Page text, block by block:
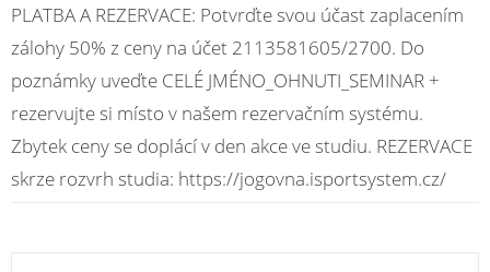
PLATBA A REZERVACE: Potvrďte svou účast zaplacením
zálohy 50% z ceny na účet 2113581605/2700. Do
poznámky uveďte CELÉ JMÉNO_OHNUTI_SEMINAR +
rezervujte si místo v našem rezervačním systému.
Zbytek ceny se doplácí v den akce ve studiu. REZERVACE
skrze rozvrh studia: https://jogovna.isportsystem.cz/